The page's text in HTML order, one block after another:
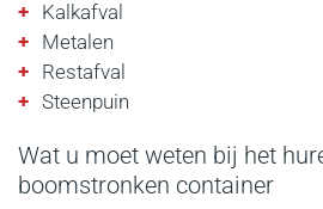
Kalkafval
Metalen
Restafval
Steenpuin
Wat u moet weten bij het
boomstronken container